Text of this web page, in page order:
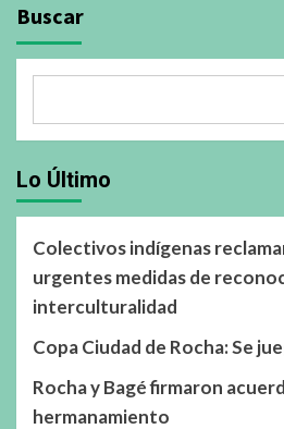
Buscar
Lo Último
Colectivos indígenas
urgentes medidas de
interculturalidad
Copa Ciudad de Rocha: Se
Rocha y Bagé firmaron
hermanamiento